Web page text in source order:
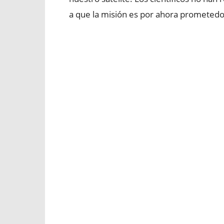
a que la misión es por ahora